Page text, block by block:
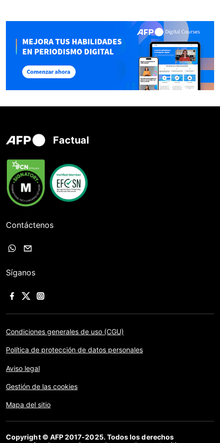
Factual
Contáctenos
Síganos
Condiciones generales de uso (CGU)
Política de protección de datos personales
Aviso legal
Gestión de las cookies
Mapa del sitio
Copyright © AFP 2017-2025. Todos los derechos